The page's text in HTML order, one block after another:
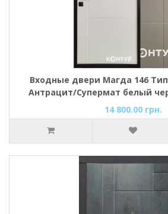
Входные двери Магда 146
Антрацит/Супермат белый
14 800.00 грн.